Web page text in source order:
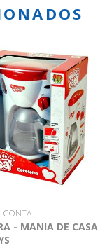
CONTA
- MANIA DE CASA